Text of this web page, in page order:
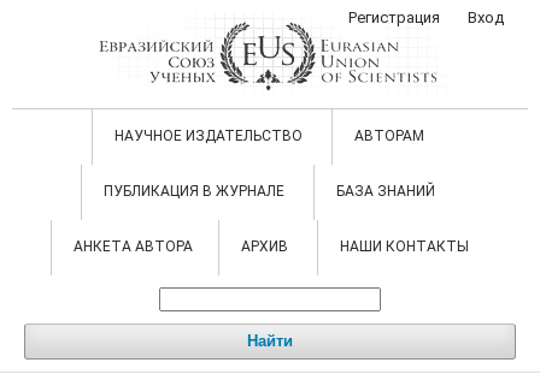
НАУЧНОЕ ИЗДАТЕЛЬСТВО АВТОРАМ
ПУБЛИКАЦИЯ В ЖУРНАЛЕ БАЗА ЗНАНИЙ
АНКЕТА АВТОРА АРХИВ НАШИ КОНТАКТЫ
Найти
Регистрация Вход